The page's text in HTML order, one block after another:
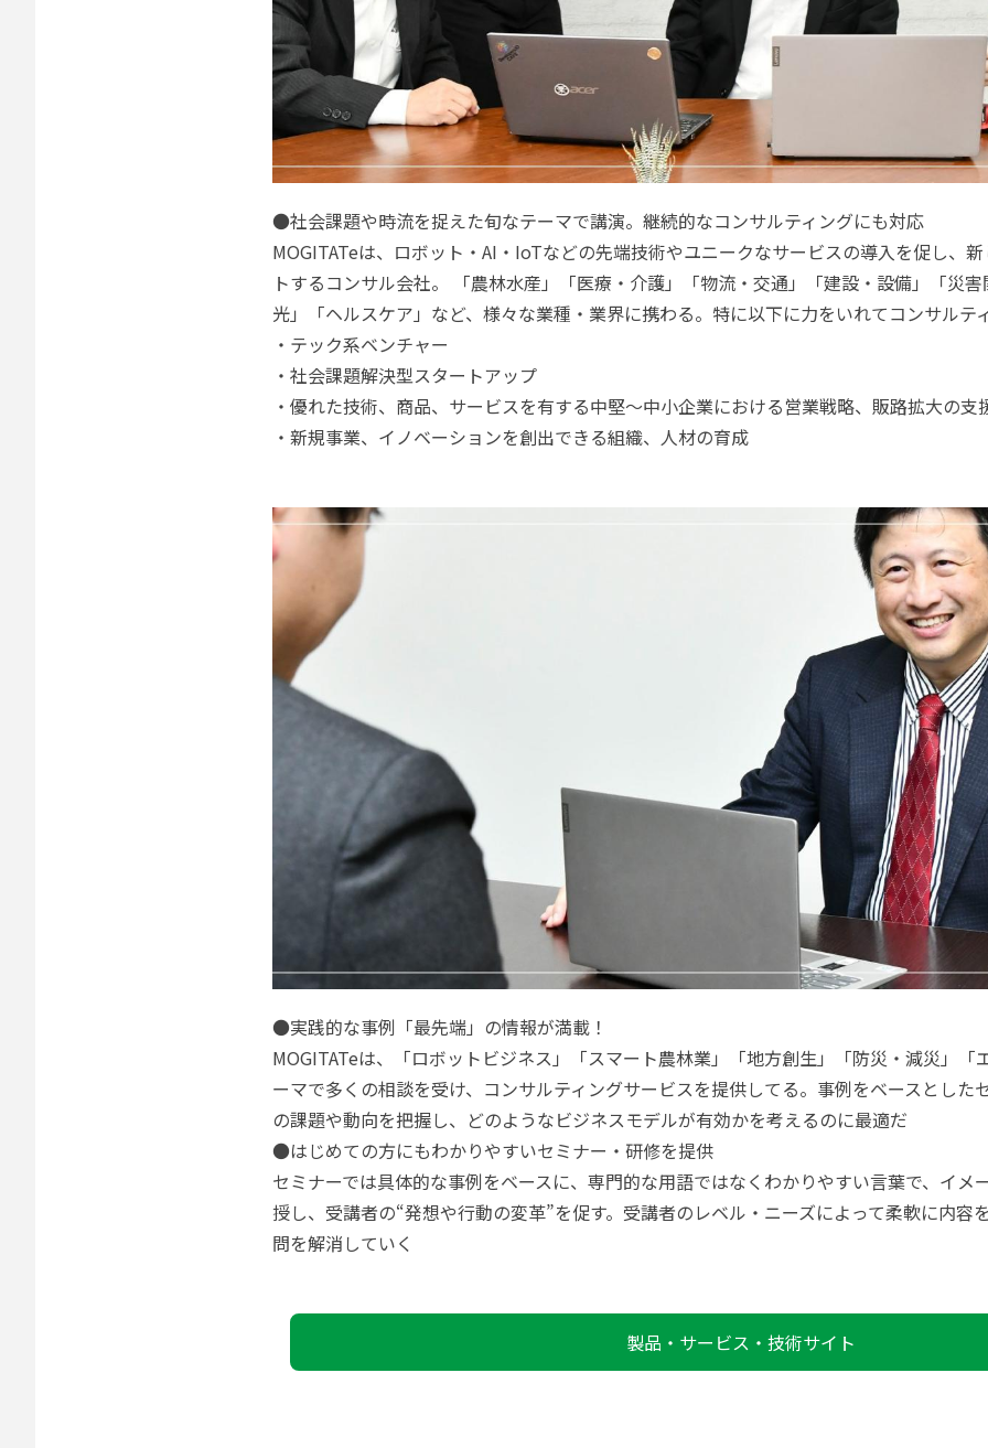
●社会課題や時流を捉えた旬なテーマで講演。継続的なコンサルティングにも対応
MOGITATeは、ロボット・AI・IoTなどの先端技術やユニークなサービスの導入を促し、
トするコンサル会社。 「農林水産」「医療・介護」「物流・交通」「建設・設備」「災
光」「ヘルスケア」など、様々な業種・業界に携わる。特に以下に力をいれてコンサルテ
・テック系ベンチャー
・社会課題解決型スタートアップ
・優れた技術、商品、サービスを有する中堅～中小企業における営業戦略、販路拡大の支
・新規事業、イノベーションを創出できる組織、人材の育成
●実践的な事例「最先端」の情報が満載！
MOGITATeは、「ロボットビジネス」「スマート農林業」「地方創生」「防災・減災」「
ーマで多くの相談を受け、コンサルティングサービスを提供してる。事例をベースとした
の課題や動向を把握し、どのようなビジネスモデルが有効かを考えるのに最適だ
●はじめての方にもわかりやすいセミナー・研修を提供
セミナーでは具体的な事例をベースに、専門的な用語ではなくわかりやすい言葉で、イメ
授し、受講者の“発想や行動の変革”を促す。受講者のレベル・ニーズによって柔軟に内容
問を解消していく
製品・サービス・技術サイト